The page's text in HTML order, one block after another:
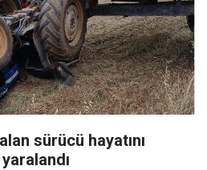
sürücü hayatını